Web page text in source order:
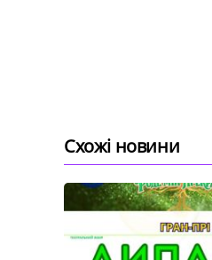
Схожі новини